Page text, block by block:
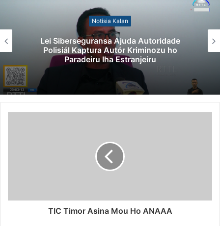
Notísia Kalan
Lei Siberseguransa Ajuda Autoridade
Polisiál Kaptura Autór Kriminozu ho
Paradeiru Iha Estranjeiru
TIC Timor Asina Mou Ho ANAAA